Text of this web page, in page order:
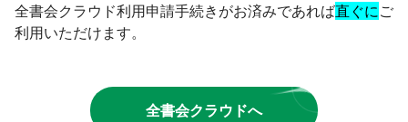
全書会クラウド利用申請手続きがお済みであれば直ぐに ご
利用いただけます。
全書会クラウドへ